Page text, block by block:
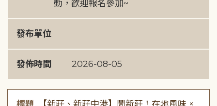
動，歡迎報名參加~
發布單位
發佈時間 2026-08-05